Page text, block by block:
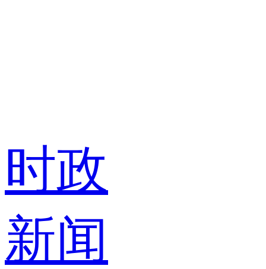
时政
新闻